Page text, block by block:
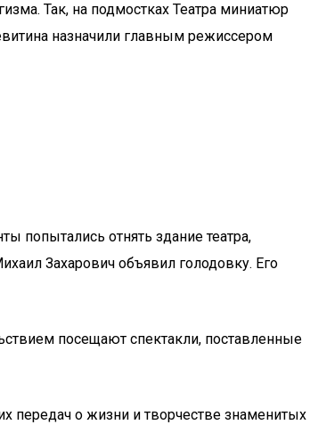
Так, на подмостках Театра миниатюр
назначили главным режиссером
попытались отнять здание театра,
Захарович объявил голодовку. Его
посещают спектакли, поставленные
передач о жизни и творчестве знаменитых